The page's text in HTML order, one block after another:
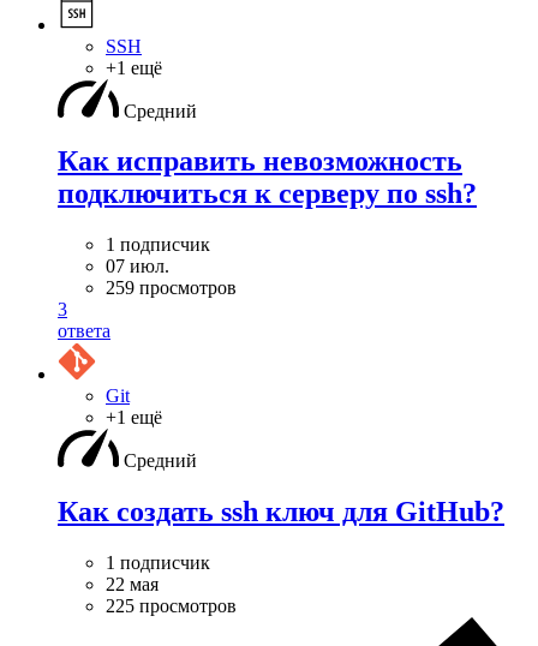
SSH
+1 ещё
Средний
Как исправить невозможность
подключиться к серверу по ssh?
1 подписчик
07 июл.
259 просмотров
3
ответа
Git
+1 ещё
Средний
Как создать ssh ключ для GitHub?
1 подписчик
22 мая
225 просмотров